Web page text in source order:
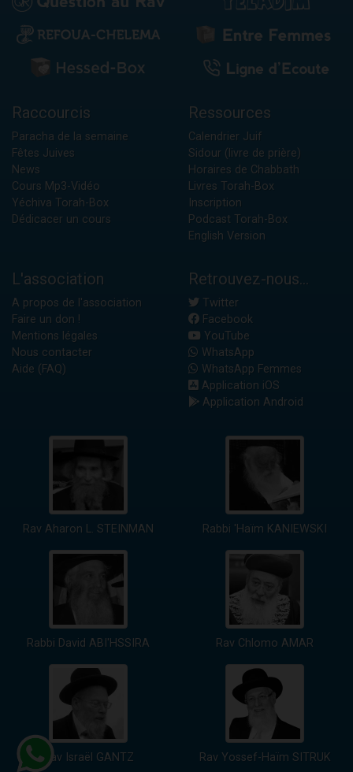
Raccourcis
Paracha de la semaine
Fêtes Juives
News
Cours Mp3-Vidéo
Yéchiva Torah-Box
Dédicacer un cours
Ressources
Calendrier Juif
Sidour (livre de prière)
Horaires de Chabbath
Livres Torah-Box
Inscription
Podcast Torah-Box
English Version
L'association
A propos de l'association
Faire un don !
Mentions légales
Nous contacter
Aide (FAQ)
Retrouvez-nous...
Twitter
Facebook
YouTube
WhatsApp
WhatsApp Femmes
Application iOS
Application Android
Rav Aharon L. STEINMAN Rabbi 'Haïm KANIEWSKI
Rabbi David ABI'HSSIRA Rav Chlomo AMAR
Rav Israël GANTZ Rav Yossef-Haïm SITRUK